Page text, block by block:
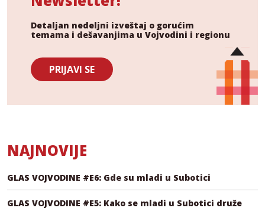
Detaljan nedeljni izveštaj o gorućim
temama i dešavanjima u Vojvodini i regionu
PRIJAVI SE
NAJNOVIJE
GLAS VOJVODINE #E6: Gde su mladi u Subotici
GLAS VOJVODINE #E5: Kako se mladi u Subotici druže